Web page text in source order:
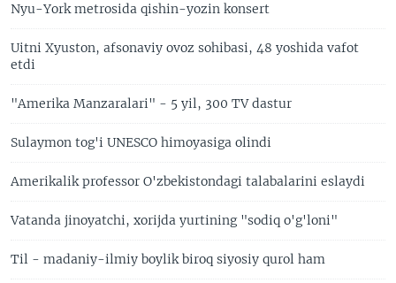
Nyu-York metrosida qishin-yozin konsert
Uitni Xyuston, afsonaviy ovoz sohibasi, 48 yoshida vafot
etdi
"Amerika Manzaralari" - 5 yil, 300 TV dastur
Sulaymon tog'i UNESCO himoyasiga olindi
Amerikalik professor O'zbekistondagi talabalarini eslaydi
Vatanda jinoyatchi, xorijda yurtining "sodiq o'g'loni"
Til - madaniy-ilmiy boylik biroq siyosiy qurol ham